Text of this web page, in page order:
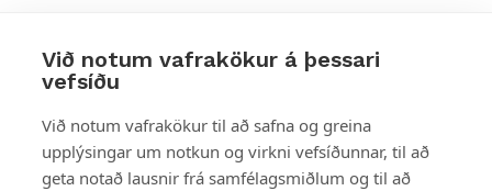
Við notum vafrakökur á þessari
vefsíðu
Við notum vafrakökur til að safna og greina
upplýsingar um notkun og virkni vefsíðunnar, til að
geta notað lausnir frá samfélagsmiðlum og til að
Styttu þér leið
Mest skoðað